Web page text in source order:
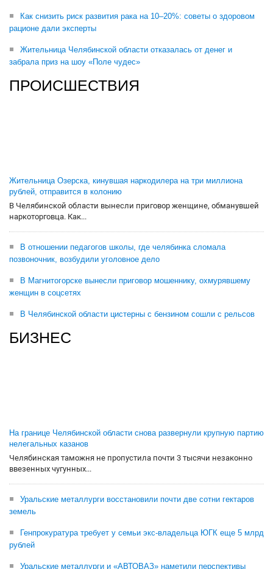
Как снизить риск развития рака на 10–20%: советы о здоровом
рационе дали эксперты
Жительница Челябинской области отказалась от денег и
забрала приз на шоу «Поле чудес»
ПРОИСШЕСТВИЯ
Жительница Озерска, кинувшая наркодилера на три миллиона
рублей, отправится в колонию
В Челябинской области вынесли приговор женщине, обманувшей
наркоторговца. Как...
В отношении педагогов школы, где челябинка сломала
позвоночник, возбудили уголовное дело
В Магнитогорске вынесли приговор мошеннику, охмурявшему
женщин в соцсетях
В Челябинской области цистерны с бензином сошли с рельсов
БИЗНЕС
На границе Челябинской области снова развернули крупную партию
нелегальных казанов
Челябинская таможня не пропустила почти 3 тысячи незаконно
ввезенных чугунных...
Уральские металлурги восстановили почти две сотни гектаров
земель
Генпрокуратура требует у семьи экс-владельца ЮГК еще 5 млрд
рублей
Уральские металлурги и «АВТОВАЗ» наметили перспективы